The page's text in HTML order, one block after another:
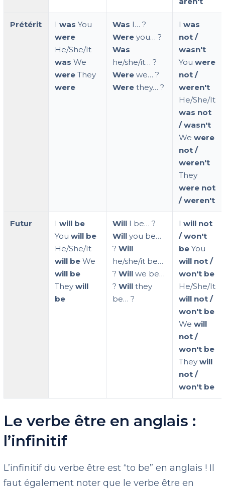
Prétérit Iwas You
were
He/She/It
was We
were They
were
Was I… ?
Were you… ?
Was
he/she/it… ?
Were we… ?
Were they… ?
Iwas
not /
wasn't
Youwere
not /
weren't
He/She/It
was not
/ wasn't
Wewere
not /
weren't
They
were not
/ weren't
Futur Iwill be
Youwill be
He/She/It
will be We
will be
Theywill
be
Will I be… ?
Will you be…
? Will
he/she/it be…
? Will we be…
? Will they
be… ?
Iwill not
/ won't
be You
will not /
won't be
He/She/It
will not /
won't be
Wewill
not /
won't be
Theywill
not /
won't be
Le verbe être en anglais :
l’infinitif
L’infinitif du verbe être est “to be” en anglais ! Il
faut également noter que le verbe être en